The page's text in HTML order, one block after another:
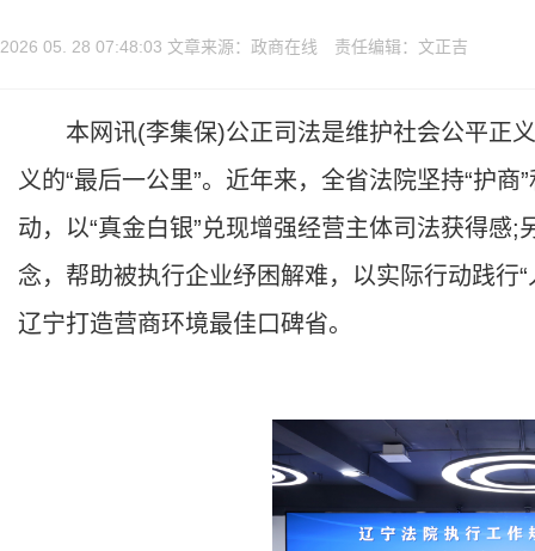
2026 05. 28 07:48:03 文章来源：政商在线 责任编辑：文正吉
本网讯(李集保)公正司法是维护社会公平正义
义的“最后一公里”。近年来，全省法院坚持“护
动，以“真金白银”兑现增强经营主体司法获得感
念，帮助被执行企业纾困解难，以实际行动践行
辽宁打造营商环境最佳口碑省。